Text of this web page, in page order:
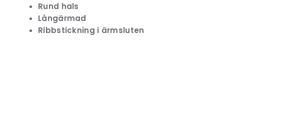
Rund hals
Långärmad
Ribbstickning i ärmsluten